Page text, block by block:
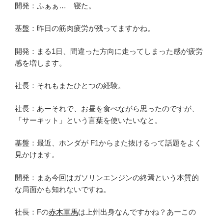
開発：ふぁぁ… 寝た。
基盤：昨日の筋肉疲労が残ってますかね。
開発：まる1日、間違った方向に走ってしまった感が疲労
感を増します。
社長：それもまたひとつの経験。
社長：あーそれで、お昼を食べながら思ったのですが、
「サーキット」という言葉を使いたいなと。
基盤：最近、ホンダが F1からまた抜けるって話題をよく
見かけます。
開発：まあ今回はガソリンエンジンの終焉という本質的
な局面かも知れないですね。
社長：Fの赤木軍馬は上州出身なんですかね？あーこの